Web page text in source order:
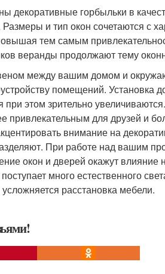
декоративные горбыльки в
и тип окон сочетаются с
тем самым
веранды продолжают тему
между вашим домом и
помещений. Установка
этом зрительно
привлекательным для друзей и
внимание на
При работе над вашим
окон и дверей окажут
много естественного
расстановка мебели.